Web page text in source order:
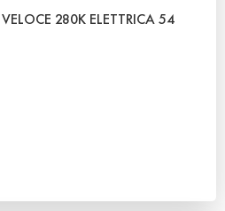
VELOCE 280K ELETTRICA 54